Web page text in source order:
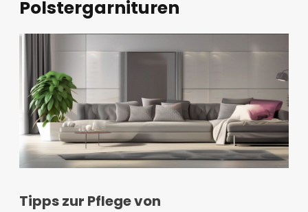
Polstergarnituren
Tipps zur Pflege von